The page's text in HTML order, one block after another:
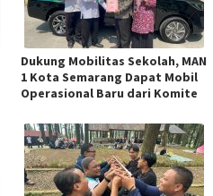
Dukung Mobilitas Sekolah, MAN
1 Kota Semarang Dapat Mobil
Operasional Baru dari Komite